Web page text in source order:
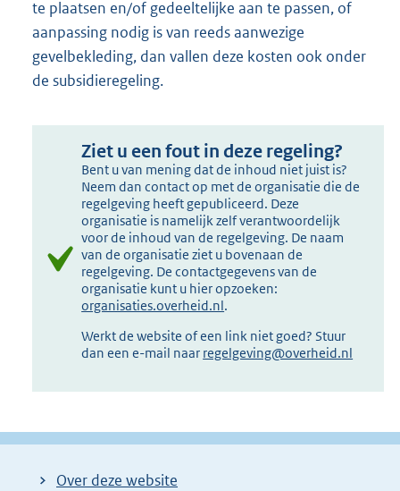
te plaatsen en/of gedeeltelijke aan te passen, of
aanpassing nodig is van reeds aanwezige
gevelbekleding, dan vallen deze kosten ook onder
de subsidieregeling.
Ziet u een fout in deze regeling?
Bent u van mening dat de inhoud niet juist is?
Neem dan contact op met de organisatie die de
regelgeving heeft gepubliceerd. Deze
organisatie is namelijk zelf verantwoordelijk
voor de inhoud van de regelgeving. De naam
van de organisatie ziet u bovenaan de
regelgeving. De contactgegevens van de
organisatie kunt u hier opzoeken:
organisaties.overheid.nl.
Werkt de website of een link niet goed? Stuur
dan een e-mail naar regelgeving@overheid.nl
Over deze website